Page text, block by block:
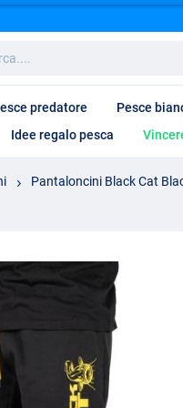
predatore Pesce
Idee regalo pesca
Pantaloncini Black Cat